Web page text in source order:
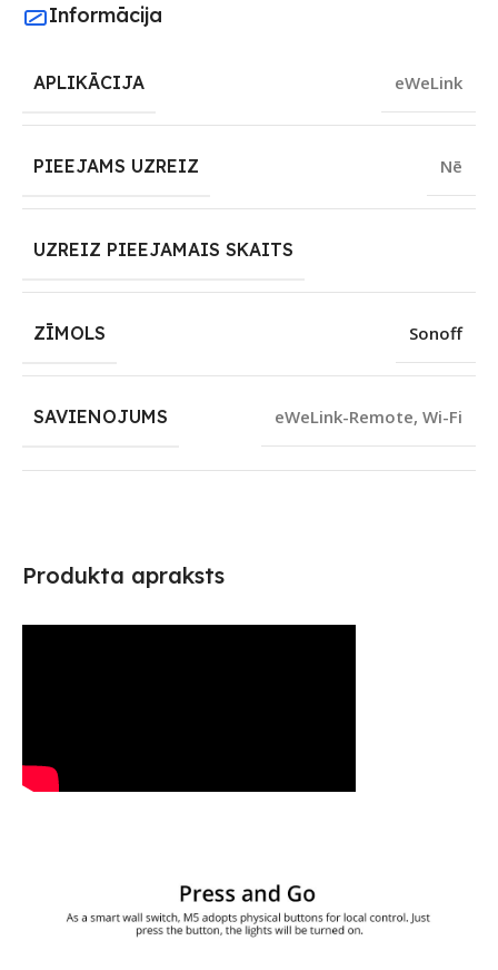
Produkta apraksts
Informācija
APLIKĀCIJA eWeLink
PIEEJAMS UZREIZ Nē
UZREIZ PIEEJAMAIS SKAITS
ZĪMOLS Sonoff
SAVIENOJUMS eWeLink-Remote, Wi-Fi